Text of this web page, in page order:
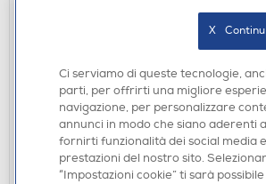
FORNI DA INCASSO
ASKO - Forno incasso elettrico OT
Classe A+-Nero
€ 799,00
€ 799,00consigliato
Ci serviamo di queste tecnologie,
parti, per offrirti una migliore
navigazione, per personalizzare
annunci in modo che siano aderenti
fornirti funzionalità dei social media
prestazioni del nostro sito.
“Impostazioni cookie” ti sarà
X